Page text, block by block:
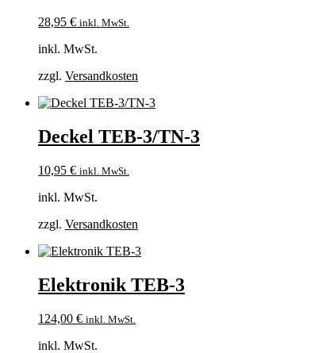
28,95 € inkl. MwSt.
inkl. MwSt.
zzgl. Versandkosten
Deckel TEB-3/TN-3
10,95 € inkl. MwSt.
inkl. MwSt.
zzgl. Versandkosten
Elektronik TEB-3
124,00 € inkl. MwSt.
inkl. MwSt.